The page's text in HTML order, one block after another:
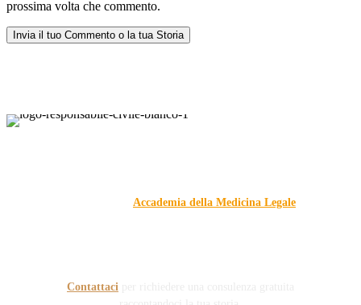
prossima volta che commento.
Accademia della Medicina Legale
Contattaci